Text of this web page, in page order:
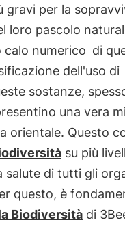
gravi per la
loro pascolo
calo numerico di
dell'uso di
sostanze,
una vera
orientale. Questo
su più
salute di tutti gli
questo, è
Biodiversitàdi